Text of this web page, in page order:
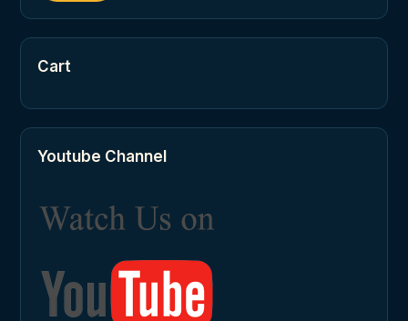
Cart
Youtube Channel